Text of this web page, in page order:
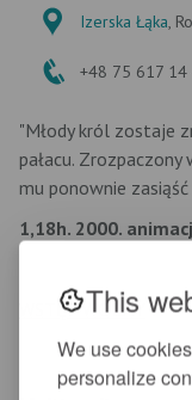
This
We use
personalize
Izerska Łąka,
+48 75 617 14
"Młody król zostaje
pałacu.
mu ponownie
1,18h. 2000.
WSTĘP WOLNY